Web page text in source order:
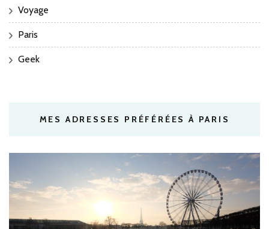
Voyage
Paris
Geek
MES ADRESSES PRÉFÉRÉES À PARIS